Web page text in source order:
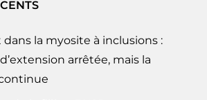
la myosite à inclusions :
arrêtée, mais la